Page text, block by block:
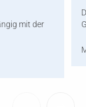
mit der